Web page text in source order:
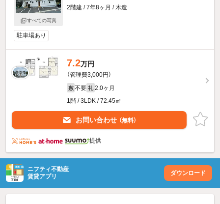
すべての写真
2階建 / 7年8ヶ月 / 木造
駐車場あり
7.2万円
（管理費3,000円）
敷 不要 礼 2.0ヶ月
1階 / 3LDK / 72.45㎡
お問い合わせ （無料）
提供
ニフティ不動産
賃貸アプリ
ダウンロード